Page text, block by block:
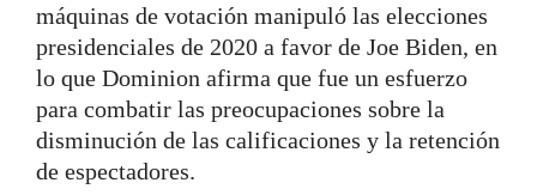
máquinas de votación manipuló las elecciones
presidenciales de 2020 a favor de Joe Biden, en
lo que Dominion afirma que fue un esfuerzo
para combatir las preocupaciones sobre la
disminución de las calificaciones y la retención
de espectadores.